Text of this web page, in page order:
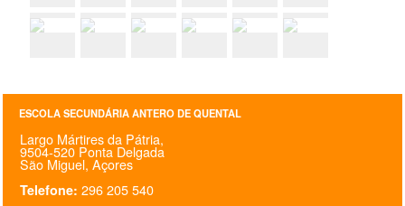
ESCOLA SECUNDÁRIA ANTERO DE QUENTAL
Largo Mártires da Pátria,
9504-520 Ponta Delgada
São Miguel, Açores
Telefone: 296 205 540